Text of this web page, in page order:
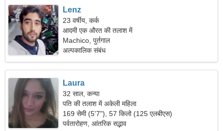
Lenz
23 वर्षीय, कर्क
आदमी एक औरत की तलाश में
Machico, पुर्तगाल
अल्पकालिक संबंध
Laura
32 साल, कन्या
पति की तलाश में अकेली महिला
169 सेमी (5'7"), 57 किलो (125 एलबीएस)
पर्वतारोहण, आंतरिक सद्भाव